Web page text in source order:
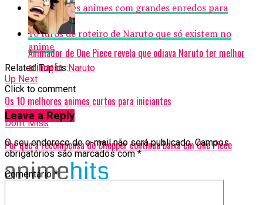
10 Melhores animes com grandes enredos para
assistir
10 furos de roteiro de Naruto que só existem no
anime
Related Topics:Naruto
Up Next
Os 10 melhores animes curtos para iniciantes
Don't Miss
Por que a recompensa do Chopper continua baixa em One Piece
Animador de One Piece revela que odiava Naruto ter melhor
animação
Click to comment
Leave a Reply
O seu endereço de e-mail não será publicado. Campos
obrigatórios são marcados com*
Comentário *